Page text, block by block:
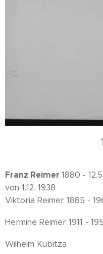
Franz Reimer 1880 -
von 1.12. 1938
Viktoria Reimer 1885 -
Hermine Reimer 1911 -
Wilhelm Kubitza